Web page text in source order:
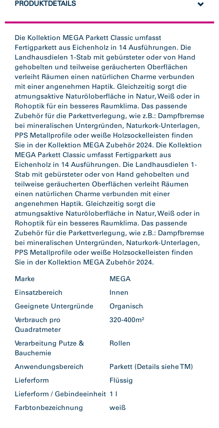
PRODUKTDETAILS
Die Kollektion MEGA Parkett Classic umfasst
Fertigparkett aus Eichenholz in 14 Ausführungen. Die
Landhausdielen 1-Stab mit gebürsteter oder von Hand
gehobelten und teilweise geräucherten Oberflächen
verleiht Räumen einen natürlichen Charme verbunden
mit einer angenehmen Haptik. Gleichzeitig sorgt die
atmungsaktive Naturöloberfläche in Natur, Weiß oder in
Rohoptik für ein besseres Raumklima. Das passende
Zubehör für die Parkettverlegung, wie z.B.: Dampfbremse
bei mineralischen Untergründen, Naturkork-Unterlagen,
PPS Metallprofile oder weiße Holzsockelleisten finden
Sie in der Kollektion MEGA Zubehör 2024. Die Kollektion
MEGA Parkett Classic umfasst Fertigparkett aus
Eichenholz in 14 Ausführungen. Die Landhausdielen 1-
Stab mit gebürsteter oder von Hand gehobelten und
teilweise geräucherten Oberflächen verleiht Räumen
einen natürlichen Charme verbunden mit einer
angenehmen Haptik. Gleichzeitig sorgt die
atmungsaktive Naturöloberfläche in Natur, Weiß oder in
Rohoptik für ein besseres Raumklima. Das passende
Zubehör für die Parkettverlegung, wie z.B.: Dampfbremse
bei mineralischen Untergründen, Naturkork-Unterlagen,
PPS Metallprofile oder weiße Holzsockelleisten finden
Sie in der Kollektion MEGA Zubehör 2024.
Marke
MEGA
Einsatzbereich
Innen
Geeignete Untergründe
Organisch
Verbrauch pro
Quadratmeter
320-400m²
Verarbeitung Putze &
Bauchemie
Rollen
Anwendungsbereich
Parkett (Details siehe TM)
Lieferform
Flüssig
Lieferform / Gebindeeinheit 1 l
Farbtonbezeichnung
weiß